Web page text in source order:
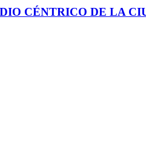
CÉNTRICO DE LA